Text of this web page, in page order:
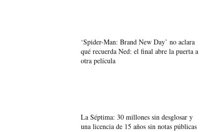
‘Spider-Man: Brand New Day’ no aclara
qué recuerda Ned: el final abre la puerta a
otra película
La Séptima: 30 millones sin desglosar y
una licencia de 15 años sin notas públicas